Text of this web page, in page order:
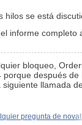
hilos se está
informe completo
bloqueo,
después
llamada
pregunta de